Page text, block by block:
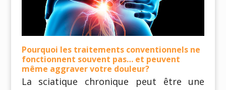
Pourquoi les traitements conventionnels ne
fonctionnent souvent pas… et peuvent
même aggraver votre douleur?
La sciatique chronique peut être une